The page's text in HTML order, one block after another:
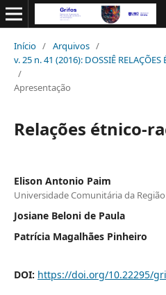
Início / Arquivos /
v. 25 n. 41 (2016): DOSSIÊ
/
Apresentação
Relações étnico-
Elison Antonio Paim
Universidade Comunitária da
Josiane Beloni de Paula
Patrícia Magalhães Pinheiro
DOI: https://doi.org/10.22295/